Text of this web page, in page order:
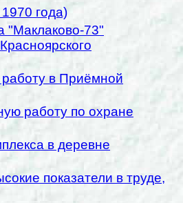
года)
"Маклаково-73"
в Приёмной
работу по охране
в деревне
показатели в труде,